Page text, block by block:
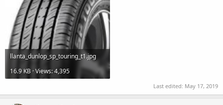
llanta_dunlop_sp_touring_t1.jpg
16.9 KB · Views: 4,395
Last edited: May 17, 2019